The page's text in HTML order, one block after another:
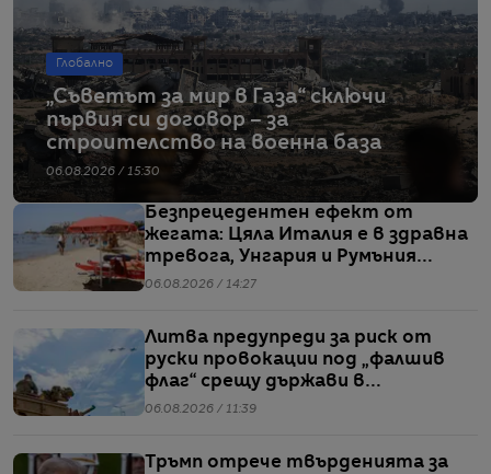
Глобално
„Съветът за мир в Газа“ сключи
първия си договор – за
строителство на военна база
06.08.2026 / 15:30
Безпрецедентен ефект от
жегата: Цяла Италия е в здравна
тревога, Унгария и Румъния
пестят електричество
06.08.2026 / 14:27
Литва предупреди за риск от
руски провокации под „фалшив
флаг“ срещу държави в
Балтийския регион
06.08.2026 / 11:39
Тръмп отрече твърденията за